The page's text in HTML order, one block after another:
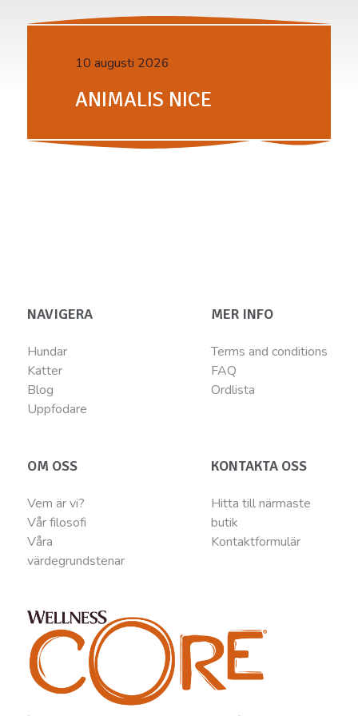
10 augusti 2026
ANIMALIS NICE
NAVIGERA
Hundar
Katter
Blog
Uppfodare
MER INFO
Terms and conditions
FAQ
Ordlista
OM OSS
Vem är vi?
Vår filosofi
Våra
värdegrundstenar
KONTAKTA OSS
Hitta till närmaste
butik
Kontaktformulär